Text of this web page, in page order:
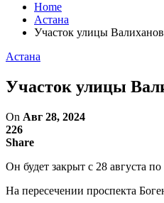
Home
Астана
Участок улицы
Астана
Участок улицы
On Авг 28, 2024
226
Share
Он будет закрыт с 28 августа по
На пересечении проспекта